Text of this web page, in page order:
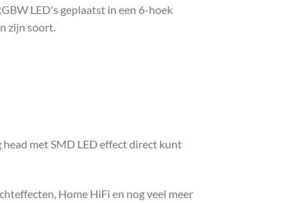
LED's geplaatst in een 6-hoek
zijn soort.
met SMD LED effect direct kunt
Home HiFi en nog veel meer